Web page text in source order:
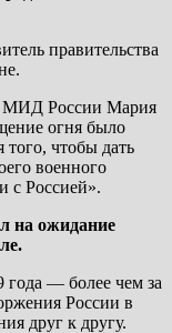
правительства
МИД России Мария
огня было
чтобы дать
военного
с Россией».
на ожидание
года — более чем за
России в
друг к другу.